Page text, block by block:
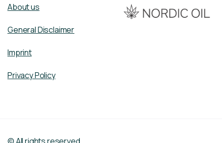
About us
General Disclaimer
Imprint
Privacy Policy